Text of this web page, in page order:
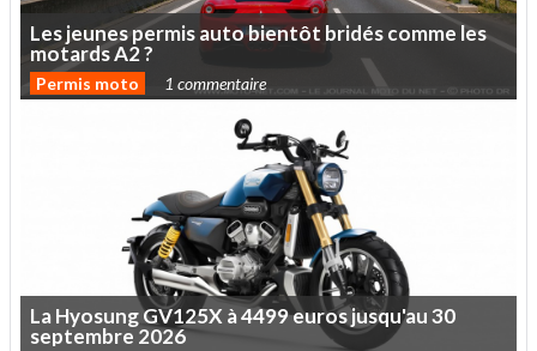
Lesjeunespermisautobientôt bridéscommeles
motardsA2?
Permis moto 1 commentaire
LaHyosungGV125X à4499eurosjusqu'au30
septembre 2026